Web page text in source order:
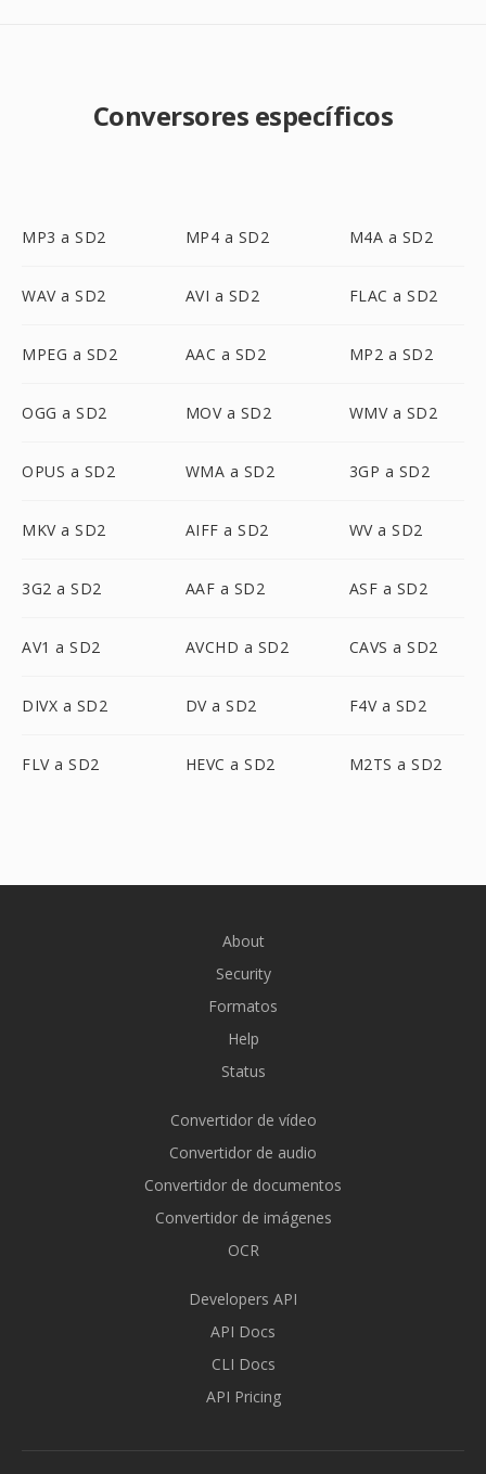
Conversores específicos
MP3 a SD2 MP4 a SD2 M4A a SD2
WAV a SD2 AVI a SD2 FLAC a SD2
MPEG a SD2 AAC a SD2 MP2 a SD2
OGG a SD2 MOV a SD2 WMV a SD2
OPUS a SD2 WMA a SD2 3GP a SD2
MKV a SD2 AIFF a SD2 WV a SD2
3G2 a SD2 AAF a SD2 ASF a SD2
AV1 a SD2 AVCHD a SD2 CAVS a SD2
DIVX a SD2 DV a SD2 F4V a SD2
FLV a SD2 HEVC a SD2 M2TS a SD2
About
Security
Formatos
Help
Status
Convertidor de vídeo
Convertidor de audio
Convertidor de documentos
Convertidor de imágenes
OCR
Developers API
API Docs
CLI Docs
API Pricing